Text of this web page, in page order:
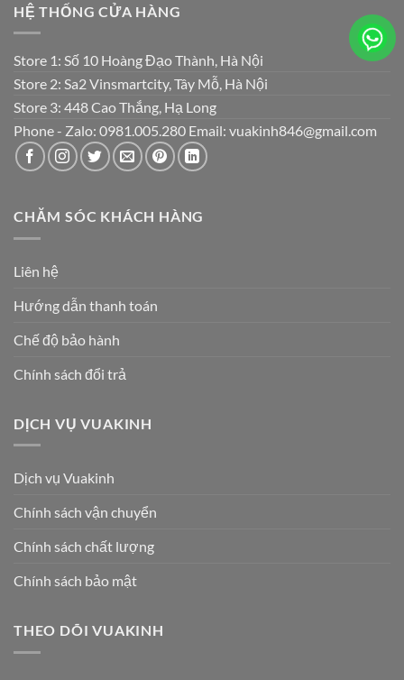
HỆ THỐNG CỬA HÀNG
Store 1: Số 10 Hoàng Đạo Thành, Hà Nội
Store 2: Sa2 Vinsmartcity, Tây Mỗ, Hà Nội
Store 3: 448 Cao Thắng, Hạ Long
Phone - Zalo: 0981.005.280 Email: vuakinh846@gmail.com
CHĂM SÓC KHÁCH HÀNG
Liên hệ
Hướng dẫn thanh toán
Chế độ bảo hành
Chính sách đổi trả
DỊCH VỤ VUAKINH
Dịch vụ Vuakinh
Chính sách vận chuyển
Chính sách chất lượng
Chính sách bảo mật
THEO DÕI VUAKINH